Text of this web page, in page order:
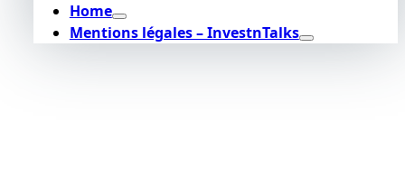
Home
Mentions légales – InvestnTalks